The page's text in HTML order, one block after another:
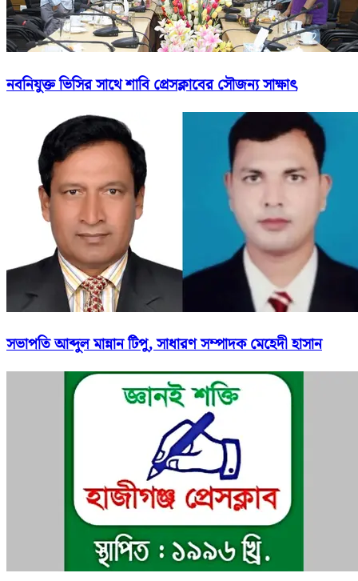
নবনিযুক্ত ভিসির সাথে শাবি প্রেসক্লাবের সৌজন্য সাক্ষাৎ
সভাপতি আব্দুল মান্নান টিপু, সাধারণ সম্পাদক মেহেদী হাসান